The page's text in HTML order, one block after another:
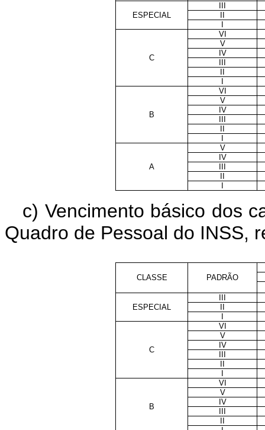
ESPECIAL
III
II
I
C
VI
V
IV
III
II
I
B
VI
V
IV
III
II
I
A
V
IV
III
II
I
c) Vencimento básico dos
Quadro de Pessoal do INSS,
CLASSE PADRÃO
ESPECIAL
C
VI
V
IV
B
VI
V
IV